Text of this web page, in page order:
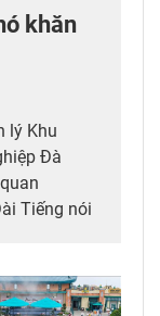
khăn
lý Khu
Đà
Tiếng nói
Hùng Sơn